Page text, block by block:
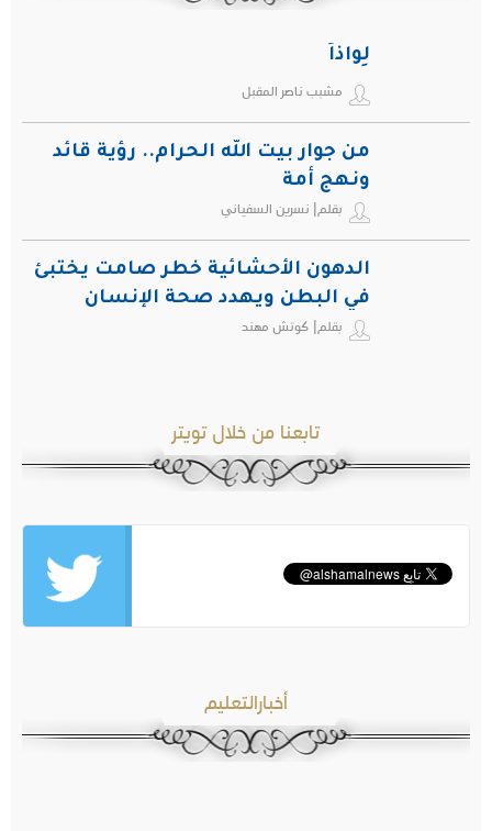
لِواذاً
مشبب ناصر المقبل
من جوار بيت الله الحرام.. رؤية قائد
ونهج أمة
بقلم| نسرين السفياني
الدهون الأحشائية خطر صامت يختبئ
في البطن ويهدد صحة الإنسان
بقلم| كوتش مهند
تابعنا من خلال تويتر
أخبارالتعليم